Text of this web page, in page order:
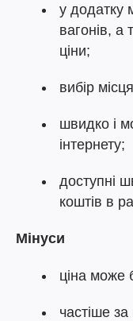
у додатку
вагонів, а
ціни;
вибір
швидко і
інтернету;
доступні
коштів в
Мінуси
ціна може
частіше